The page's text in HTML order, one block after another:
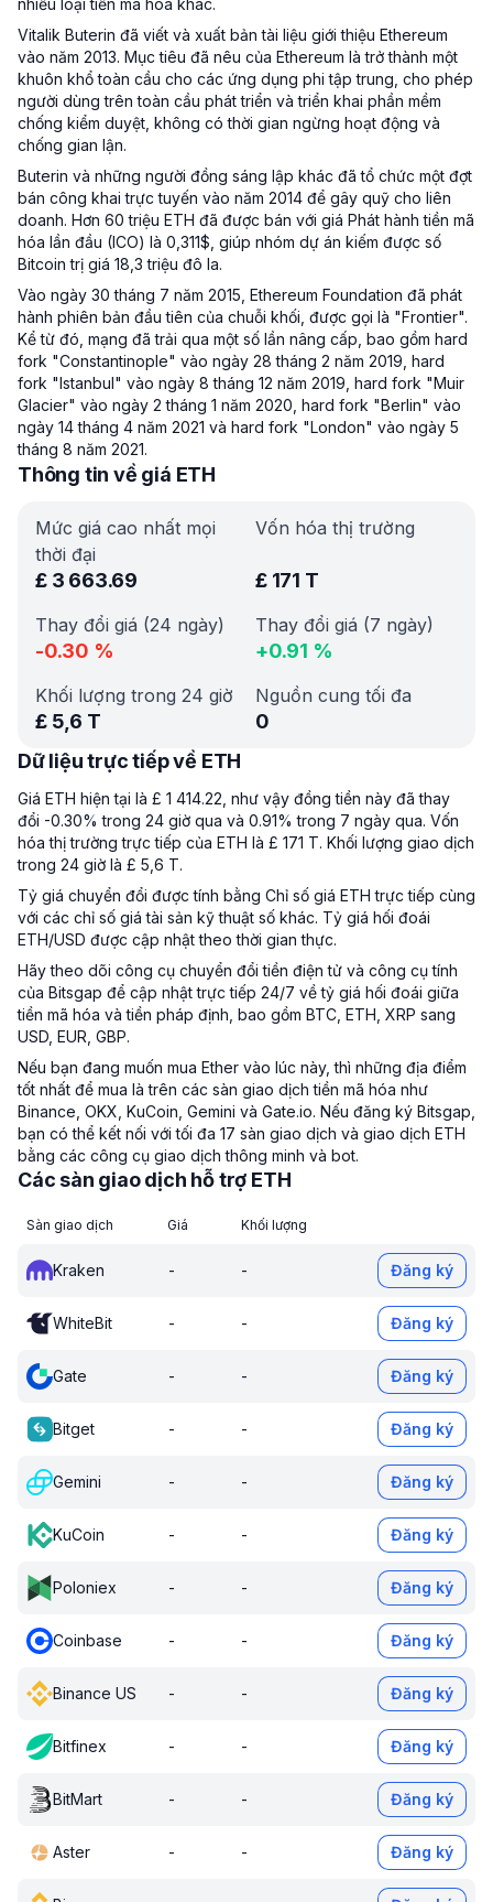
nhiều loại tiền mã hóa khác.
Vitalik Buterin đã viết và xuất bản tài liệu giới thiệu Ethereum
vào năm 2013. Mục tiêu đã nêu của Ethereum là trở thành một
khuôn khổ toàn cầu cho các ứng dụng phi tập trung, cho phép
người dùng trên toàn cầu phát triển và triển khai phần mềm
chống kiểm duyệt, không có thời gian ngừng hoạt động và
chống gian lận.
Buterin và những người đồng sáng lập khác đã tổ chức một đợt
bán công khai trực tuyến vào năm 2014 để gây quỹ cho liên
doanh. Hơn 60 triệu ETH đã được bán với giá Phát hành tiền mã
hóa lần đầu (ICO) là 0,311$, giúp nhóm dự án kiếm được số
Bitcoin trị giá 18,3 triệu đô la.
Vào ngày 30 tháng 7 năm 2015, Ethereum Foundation đã phát
hành phiên bản đầu tiên của chuỗi khối, được gọi là "Frontier".
Kể từ đó, mạng đã trải qua một số lần nâng cấp, bao gồm hard
fork "Constantinople" vào ngày 28 tháng 2 năm 2019, hard
fork "Istanbul" vào ngày 8 tháng 12 năm 2019, hard fork "Muir
Glacier" vào ngày 2 tháng 1 năm 2020, hard fork "Berlin" vào
ngày 14 tháng 4 năm 2021 và hard fork "London" vào ngày 5
tháng 8 năm 2021.
Thông tin về giá ETH
Mức giá cao nhất mọi
thời đại
£ 3 663.69
Vốn hóa thị trường
£ 171 T
Thay đổi giá (24 ngày)
-0.30 %
Thay đổi giá (7 ngày)
+0.91 %
Khối lượng trong 24 giờ
£ 5,6 T
Nguồn cung tối đa
0
Dữ liệu trực tiếp về ETH
Giá ETH hiện tại là £ 1 414.22, như vậy đồng tiền này đã thay
đổi -0.30% trong 24 giờ qua và 0.91% trong 7 ngày qua. Vốn
hóa thị trường trực tiếp của ETH là £ 171 T. Khối lượng giao dịch
trong 24 giờ là £ 5,6 T.
Tỷ giá chuyển đổi được tính bằng Chỉ số giá ETH trực tiếp cùng
với các chỉ số giá tài sản kỹ thuật số khác. Tỷ giá hối đoái
ETH/USD được cập nhật theo thời gian thực.
Hãy theo dõi công cụ chuyển đổi tiền điện tử và công cụ tính
của Bitsgap để cập nhật trực tiếp 24/7 về tỷ giá hối đoái giữa
tiền mã hóa và tiền pháp định, bao gồm BTC, ETH, XRP sang
USD, EUR, GBP.
Nếu bạn đang muốn mua Ether vào lúc này, thì những địa điểm
tốt nhất để mua là trên các sàn giao dịch tiền mã hóa như
Binance, OKX, KuCoin, Gemini và Gate.io. Nếu đăng ký Bitsgap,
bạn có thể kết nối với tối đa 17 sàn giao dịch và giao dịch ETH
bằng các công cụ giao dịch thông minh và bot.
Các sàn giao dịch hỗ trợ ETH
Sàn giao dịch Giá Khối lượng
Kraken - - Đăng ký
WhiteBit - - Đăng ký
Gate - - Đăng ký
Bitget - - Đăng ký
Gemini - - Đăng ký
KuCoin - - Đăng ký
Poloniex - - Đăng ký
Coinbase - - Đăng ký
Binance US - - Đăng ký
Bitfinex - - Đăng ký
BitMart - - Đăng ký
Aster - - Đăng ký